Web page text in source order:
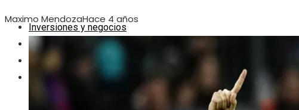
Inversiones y negocios
Ciencia y tecnología
Responsabilidad social
Cultura y ocio
Maximo MendozaHace 4 años